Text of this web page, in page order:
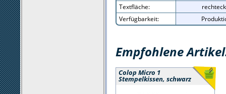
Textfläche:
Verfügbarkeit:
Empfohlene
Colop Micro 1
Stempelkissen, schwarz